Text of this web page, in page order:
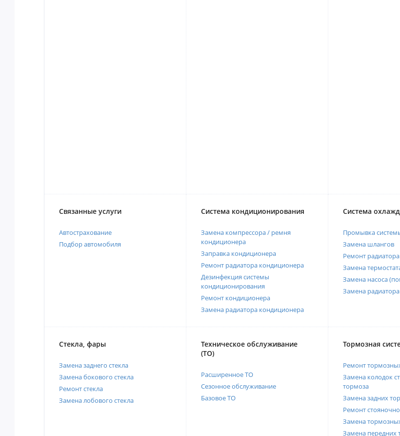
Связанные услуги
Автострахование
Подбор автомобиля
Система кондиционирования
Замена компрессора / ремня
кондиционера
Заправка кондиционера
Ремонт радиатора кондиционера
Дезинфекция системы
кондиционирования
Ремонт кондиционера
Замена радиатора кондиционера
Система
Промывка
Замена шлангов
Ремонт радиатора
Замена
Замена насоса
Замена радиатора
Стекла, фары
Замена заднего стекла
Замена бокового стекла
Ремонт стекла
Замена лобового стекла
Техническое обслуживание
(ТО)
Расширенное ТО
Сезонное обслуживание
Базовое ТО
Тормозная
Ремонт
Замена колодок
тормоза
Замена задних
Ремонт
Замена
Замена передних